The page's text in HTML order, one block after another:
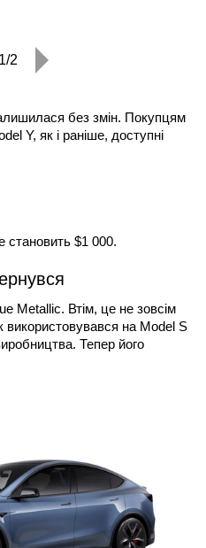
1/2
без змін. Покупцям
Y, як і раніше, доступні
$1 000.
Metallic. Втім, це не зовсім
використовувався на Model S
Тепер його